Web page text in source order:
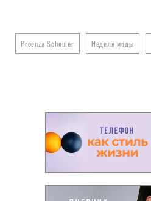
Proenza Schouler Неделя моды